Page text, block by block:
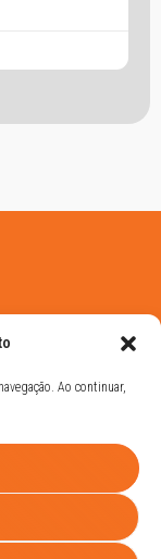
Ao continuar,